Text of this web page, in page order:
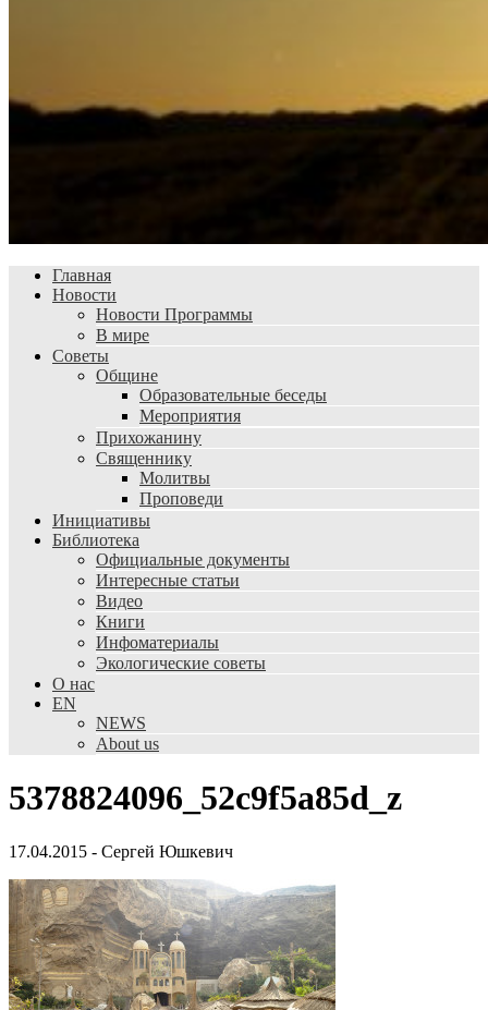
Главная
Новости
Новости Программы
В мире
Советы
Общине
Образовательные беседы
Мероприятия
Прихожанину
Священнику
Молитвы
Проповеди
Инициативы
Библиотека
Официальные документы
Интересные статьи
Видео
Книги
Инфоматериалы
Экологические советы
О нас
EN
NEWS
About us
5378824096_52c9f5a85d_z
17.04.2015 - Сергей Юшкевич